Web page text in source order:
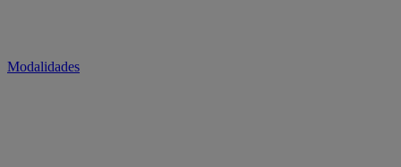
Modalidades